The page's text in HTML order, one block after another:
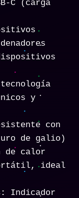
C (carga
y
con
de galio)
de calor
ideal
Indicador